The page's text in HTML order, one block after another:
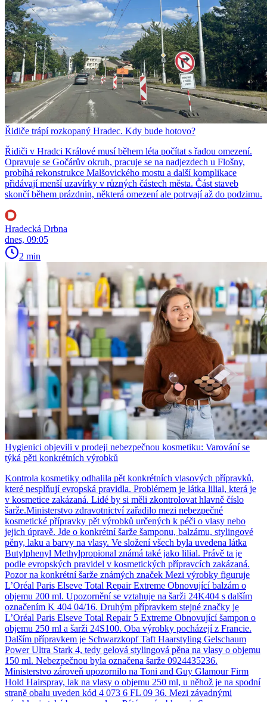
Řidiče trápí rozkopaný Hradec. Kdy bude hotovo?
Řidiči v Hradci Králové musí během léta počítat s řadou omezení.
Opravuje se Gočárův okruh, pracuje se na nadjezdech u Flošny,
probíhá rekonstrukce Malšovického mostu a další komplikace
přidávají menší uzavírky v různých částech města. Část staveb
skončí během prázdnin, některá omezení ale potrvají až do podzimu.
Hradecká Drbna
dnes, 09:05
2 min
Hygienici objevili v prodeji nebezpečnou kosmetiku: Varování se
týká pěti konkrétních výrobků
Kontrola kosmetiky odhalila pět konkrétních vlasových přípravků,
které nesplňují evropská pravidla. Problémem je látka lilial, která je
v kosmetice zakázaná. Lidé by si měli zkontrolovat hlavně číslo
šarže.Ministerstvo zdravotnictví zařadilo mezi nebezpečné
kosmetické přípravky pět výrobků určených k péči o vlasy nebo
jejich úpravě. Jde o konkrétní šarže šamponu, balzámu, stylingové
pěny, laku a barvy na vlasy. Ve složení všech byla uvedena látka
Butylphenyl Methylpropional známá také jako lilial. Právě ta je
podle evropských pravidel v kosmetických přípravcích zakázaná.
Pozor na konkrétní šarže známých značek Mezi výrobky figuruje
L’Oréal Paris Elseve Total Repair Extreme Obnovující balzám o
objemu 200 ml. Upozornění se vztahuje na šarži 24K404 s dalším
označením K 404 04/16. Druhým přípravkem stejné značky je
L’Oréal Paris Elseve Total Repair 5 Extreme Obnovující šampon o
objemu 250 ml a šarži 24S100. Oba výrobky pocházejí z Francie.
Dalším přípravkem je Schwarzkopf Taft Haarstyling Gelschaum
Power Ultra Stark 4, tedy gelová stylingová pěna na vlasy o objemu
150 ml. Nebezpečnou byla označena šarže 0924435236.
Ministerstvo zároveň upozornilo na Toni and Guy Glamour Firm
Hold Hairspray, lak na vlasy o objemu 250 ml, u něhož je na spodní
straně obalu uveden kód 4 073 6 FL 09 36. Mezi závadnými